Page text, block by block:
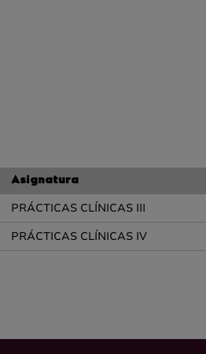
Asignatura
PRÁCTICAS CLÍNICAS III
PRÁCTICAS CLÍNICAS IV